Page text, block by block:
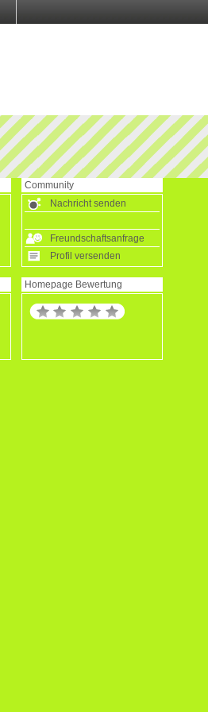
Community
Nachricht senden
Freundschaftsanfrage
Profil versenden
Homepage Bewertung